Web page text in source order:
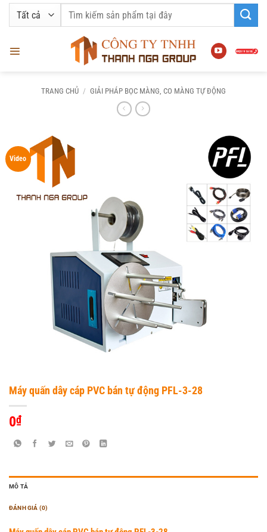
Tìm
TRANG CHỦ / GIẢI PHÁP BỌC MÀNG, CO MÀNG TỰ ĐỘNG
Video
Máy quấn dây cáp PVC bán tự động PFL-3-28
0₫
MÔ TẢ
ĐÁNH GIÁ (0)